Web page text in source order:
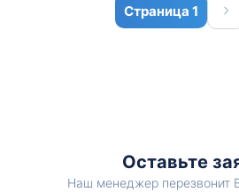
1
Оставьте
Наш менеджер перезвонит